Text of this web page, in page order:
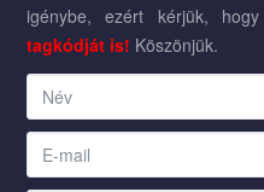
igénybe, ezért kérjük,
tagkódját is! Köszönjük.